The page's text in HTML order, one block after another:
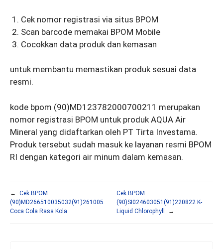
Cek nomor registrasi via situs BPOM
Scan barcode memakai BPOM Mobile
Cocokkan data produk dan kemasan
untuk membantu memastikan produk sesuai data
resmi.
kode bpom (90)MD123782000700211 merupakan
nomor registrasi BPOM untuk produk AQUA Air
Mineral yang didaftarkan oleh PT Tirta Investama.
Produk tersebut sudah masuk ke layanan resmi BPOM
RI dengan kategori air minum dalam kemasan.
←
Cek BPOM
(90)MD266510035032(91)261005
Coca Cola Rasa Kola
Cek BPOM
(90)SI024603051(91)220822 K-
Liquid Chlorophyll
→